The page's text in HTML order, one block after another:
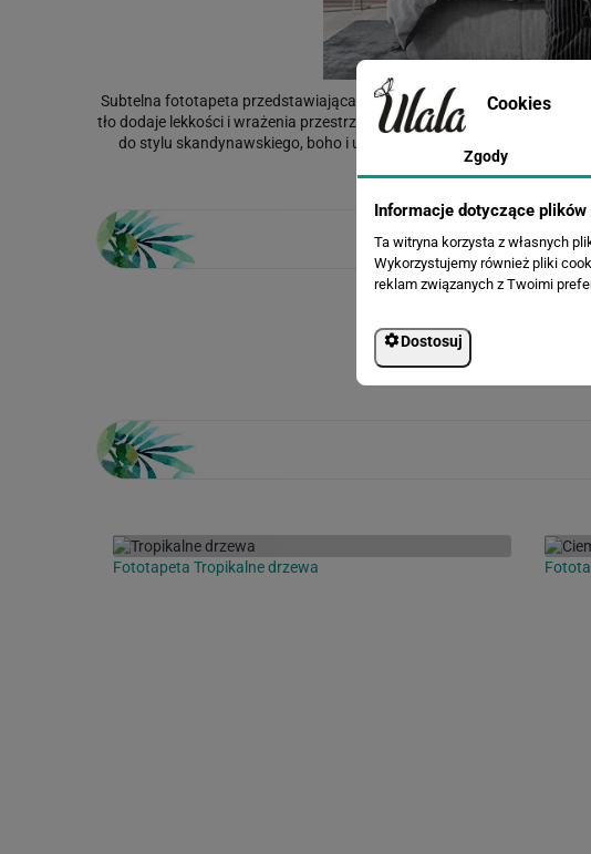
Subtelna fototapeta przedstawiająca akwarelową scenę
tło dodaje lekkości i wrażenia przestrzeni. To idealny wybór, gdy
do stylu skandynawskiego, boho i urban jungle jako efektowna
Fototapeta Tropikalne drzewa
Cookies
Zgody
Informacje dotyczące plików
Ta witryna korzysta z własnych
Wykorzystujemy również pliki
reklam związanych z Twoimi
Dostosuj